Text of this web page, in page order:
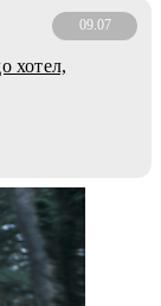
09.07
хотел,